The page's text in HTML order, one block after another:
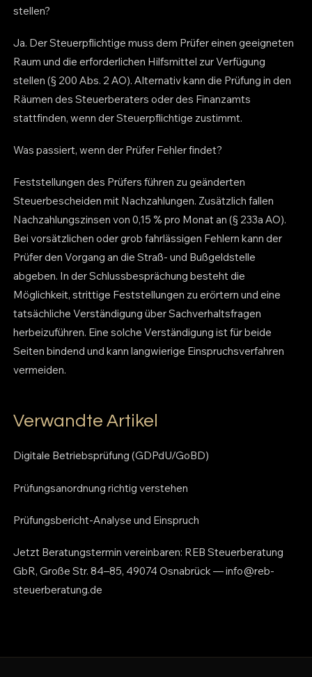
stellen?
Ja. Der Steuerpflichtige muss dem Prüfer einen geeigneten
Raum und die erforderlichen Hilfsmittel zur Verfügung
stellen (§ 200 Abs. 2 AO). Alternativ kann die Prüfung in den
Räumen des Steuerberaters oder des Finanzamts
stattfinden, wenn der Steuerpflichtige zustimmt.
Was passiert, wenn der Prüfer Fehler findet?
Feststellungen des Prüfers führen zu geänderten
Steuerbescheiden mit Nachzahlungen. Zusätzlich fallen
Nachzahlungszinsen von 0,15 % pro Monat an (§ 233a AO).
Bei vorsätzlichen oder grob fahrlässigen Fehlern kann der
Prüfer den Vorgang an die Straß- und Bußgeldstelle
abgeben. In der Schlussbesprächung besteht die
Möglichkeit, strittige Feststellungen zu erörtern und eine
tatsächliche Verständigung über Sachverhaltsfragen
herbeizuführen. Eine solche Verständigung ist für beide
Seiten bindend und kann langwierige Einspruchsverfahren
vermeiden.
Verwandte Artikel
Digitale Betriebsprüfung (GDPdU/GoBD)
Prüfungsanordnung richtig verstehen
Prüfungsbericht-Analyse und Einspruch
Jetzt Beratungstermin vereinbaren: REB Steuerberatung
GbR, Große Str. 84–85, 49074 Osnabrück — info@reb-
steuerberatung.de